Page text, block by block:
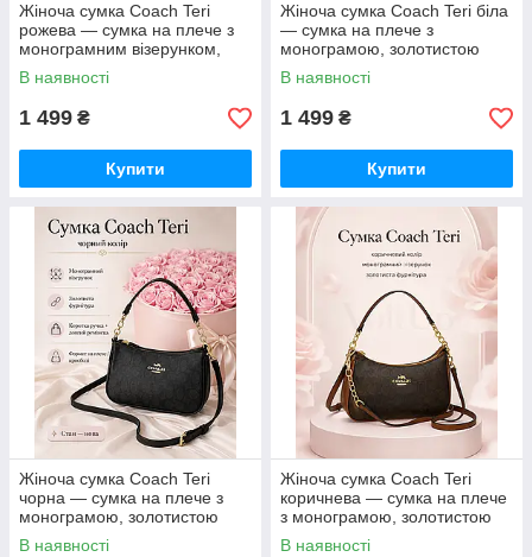
Жіноча сумка Coach Teri
рожева — сумка на плече з
монограмним візерунком,
золотистою фурнітурою та
ремінцем
В наявності
1 499 ₴
Купити
Жіноча сумка Coach Teri біла
— сумка на плече з
монограмою, золотистою
фурнітурою та ремінцем
В наявності
1 499 ₴
Купити
Жіноча сумка Coach Teri
чорна — сумка на плече з
монограмою, золотистою
фурнітурою та ремінцем
В наявності
Жіноча сумка Coach Teri
коричнева — сумка на плече
з монограмою, золотистою
фурнітурою та ремінцем
В наявності